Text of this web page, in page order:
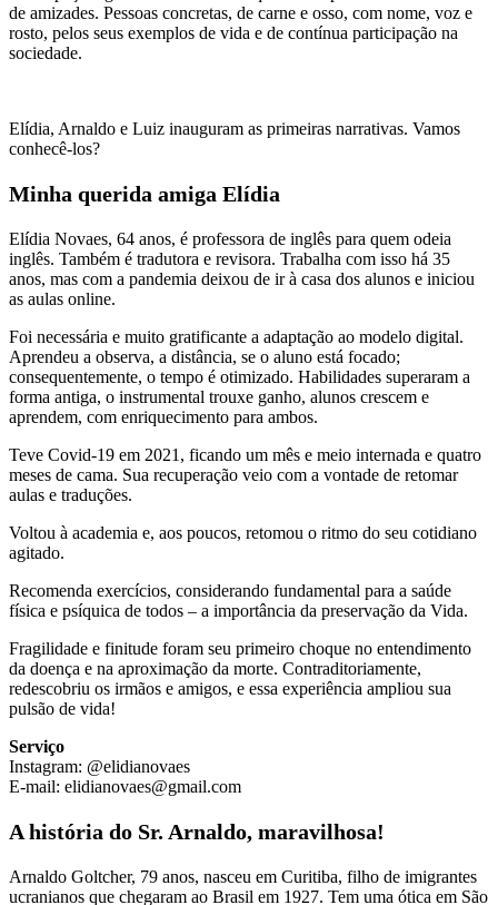
de amizades. Pessoas concretas, de carne e osso, com nome, voz e
rosto, pelos seus exemplos de vida e de contínua participação na
sociedade.
Elídia, Arnaldo e Luiz inauguram as primeiras narrativas. Vamos
conhecê-los?
Minha querida amiga Elídia
Elídia Novaes, 64 anos, é professora de inglês para quem odeia
inglês. Também é tradutora e revisora. Trabalha com isso há 35
anos, mas com a pandemia deixou de ir à casa dos alunos e iniciou
as aulas online.
Foi necessária e muito gratificante a adaptação ao modelo digital.
Aprendeu a observa, a distância, se o aluno está focado;
consequentemente, o tempo é otimizado. Habilidades superaram a
forma antiga, o instrumental trouxe ganho, alunos crescem e
aprendem, com enriquecimento para ambos.
Teve Covid-19 em 2021, ficando um mês e meio internada e quatro
meses de cama. Sua recuperação veio com a vontade de retomar
aulas e traduções.
Voltou à academia e, aos poucos, retomou o ritmo do seu cotidiano
agitado.
Recomenda exercícios, considerando fundamental para a saúde
física e psíquica de todos – a importância da preservação da Vida.
Fragilidade e finitude foram seu primeiro choque no entendimento
da doença e na aproximação da morte. Contraditoriamente,
redescobriu os irmãos e amigos, e essa experiência ampliou sua
pulsão de vida!
Serviço
Instagram: @elidianovaes
E-mail: elidianovaes@gmail.com
A história do Sr. Arnaldo, maravilhosa!
Arnaldo Goltcher, 79 anos, nasceu em Curitiba, filho de imigrantes
ucranianos que chegaram ao Brasil em 1927. Tem uma ótica em São